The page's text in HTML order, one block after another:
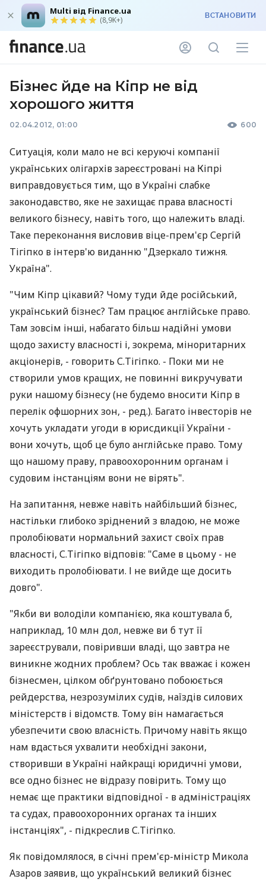
Multi від Finance.ua
(8,9K+) ВСТАНОВИТИ
Бізнес йде на Кіпр не від
хорошого життя
02.04.2012, 01:00 600
Ситуація, коли мало не всі керуючі компанії
українських олігархів зареєстровані на Кіпрі
виправдовується тим, що в Україні слабке
законодавство, яке не захищає права власності
великого бізнесу, навіть того, що належить владі.
Таке переконання висловив віце-прем'єр Сергій
Тігіпко в інтерв'ю виданню "Дзеркало тижня.
Україна".
"Чим Кіпр цікавий? Чому туди йде російський,
український бізнес? Там працює англійське право.
Там зовсім інші, набагато більш надійні умови
щодо захисту власності і, зокрема, міноритарних
акціонерів, - говорить С.Тігіпко. - Поки ми не
створили умов кращих, не повинні викручувати
руки нашому бізнесу (не будемо вносити Кіпр в
перелік офшорних зон, - ред.). Багато інвесторів не
хочуть укладати угоди в юрисдикції України -
вони хочуть, щоб це було англійське право. Тому
що нашому праву, правоохоронним органам і
судовим інстанціям вони не вірять".
На запитання, невже навіть найбільший бізнес,
настільки глибоко зріднений з владою, не може
пролобіювати нормальний захист своїх прав
власності, С.Тігіпко відповів: "Саме в цьому - не
виходить пролобіювати. І не вийде ще досить
довго".
"Якби ви володіли компанією, яка коштувала б,
наприклад, 10 млн дол, невже ви б тут її
зареєстрували, повіривши владі, що завтра не
виникне жодних проблем? Ось так вважає і кожен
бізнесмен, цілком обґрунтовано побоюється
рейдерства, незрозумілих судів, наїздів силових
міністерств і відомств. Тому він намагається
убезпечити свою власність. Причому навіть якщо
нам вдасться ухвалити необхідні закони,
створивши в Україні найкращі юридичні умови,
все одно бізнес не відразу повірить. Тому що
немає ще практики відповідної - в адміністраціях
та судах, правоохоронних органах та інших
інстанціях", - підкреслив С.Тігіпко.
Як повідомлялося, в січні прем'єр-міністр Микола
Азаров заявив, що український великий бізнес